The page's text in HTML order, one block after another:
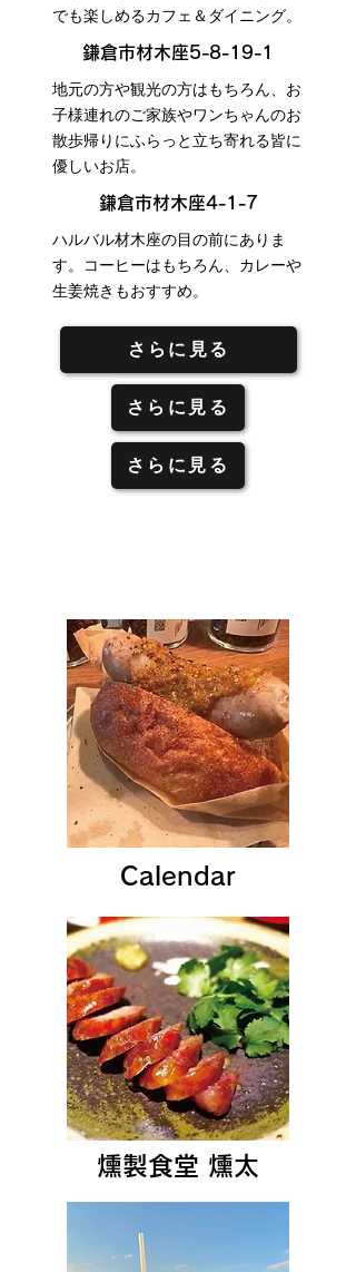
でも楽しめるカフェ＆ダイニング。
鎌倉市材木座5-8-19-1
地元の方や観光の方はもちろん、お
子様連れのご家族やワンちゃんのお
散歩帰りにふらっと立ち寄れる皆に
優しいお店。
鎌倉市材木座4-1-7
ハルバル材木座の目の前にありま
す。コーヒーはもちろん、カレーや
生姜焼きもおすすめ。
さらに見る
さらに見る
さらに見る
Calendar
燻製食堂 ​燻太